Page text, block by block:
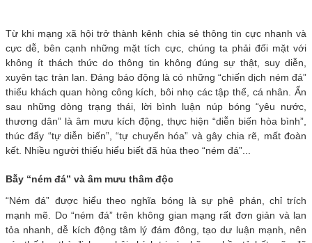
Từ khi mạng xã hội trở thành kênh chia sẻ thông tin cực nhanh và
cực dễ, bên cạnh những mặt tích cực, chúng ta phải đối mặt với
không ít thách thức do thông tin không đúng sự thật, suy diễn,
xuyên tạc tràn lan. Đáng báo động là có những “chiến dịch ném đá”
thiếu khách quan hòng công kích, bôi nhọ các tập thể, cá nhân. Ẩn
sau những dòng trạng thái, lời bình luận núp bóng “yêu nước,
thương dân” là âm mưu kích động, thực hiện “diễn biến hòa bình”,
thúc đẩy “tự diễn biến”, “tự chuyển hóa” và gây chia rẽ, mất đoàn
kết. Nhiều người thiếu hiểu biết đã hùa theo “ném đá”...
Bẫy “ném đá” và âm mưu thâm độc
“Ném đá” được hiểu theo nghĩa bóng là sự phê phán, chỉ trích
mạnh mẽ. Do “ném đá” trên không gian mạng rất đơn giản và lan
tỏa nhanh, dễ kích động tâm lý đám đông, tạo dư luận mạnh, nên